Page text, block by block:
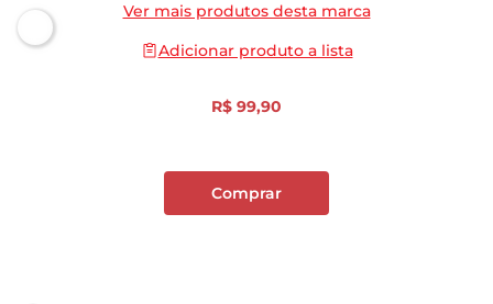
Ver mais produtos desta marca
Adicionar produto a lista
R$ 99,90
Comprar